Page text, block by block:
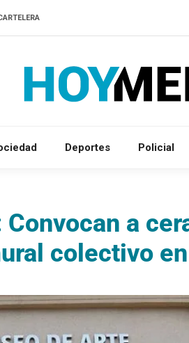
Deportes Policial
Convocan a
colectivo